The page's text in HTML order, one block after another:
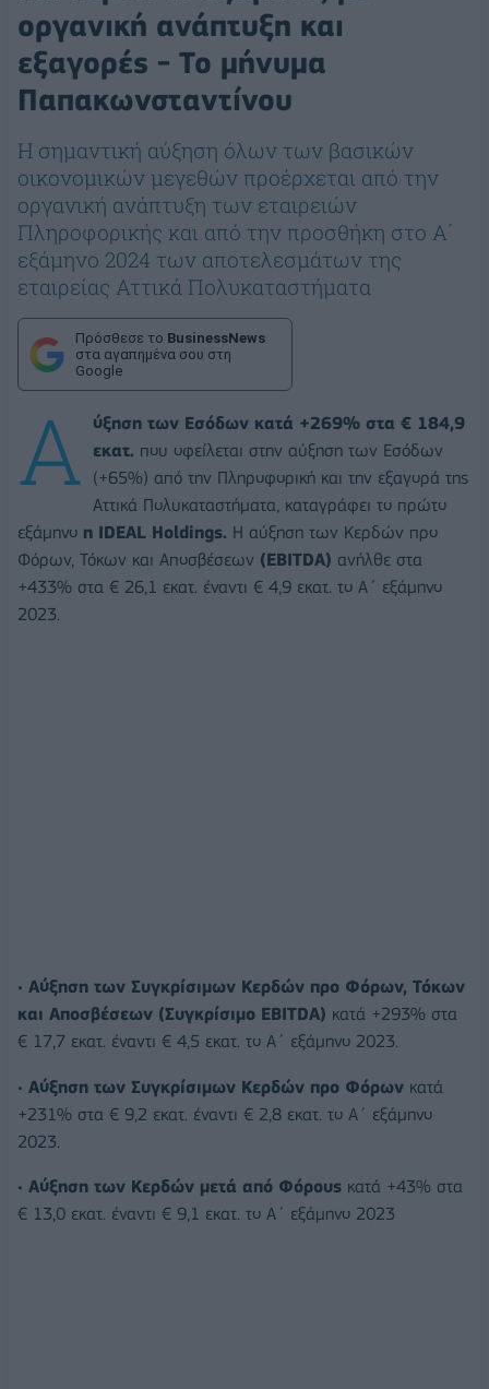
οργανική ανάπτυξη και
εξαγορές - Το μήνυμα
Παπακωνσταντίνου
Η σημαντική αύξηση όλων των βασικών
οικονομικών μεγεθών προέρχεται από την
οργανική ανάπτυξη των εταιρειών
Πληροφορικής και από την προσθήκη στο Α΄
εξάμηνο 2024 των αποτελεσμάτων της
εταιρείας Αττικά Πολυκαταστήματα
Πρόσθεσε το BusinessNews
στα αγαπημένα σου στη
Google
Α
ύξηση των Εσόδων κατά +269% στα € 184,9
εκατ. που οφείλεται στην αύξηση των Εσόδων
(+65%) από την Πληροφορική και την εξαγορά της
Αττικά Πολυκαταστήματα, καταγράφει το πρώτο
εξάμηνο η IDEAL Holdings. Η αύξηση των Κερδών προ
Φόρων, Τόκων και Αποσβέσεων (EBITDA) ανήλθε στα
+433% στα € 26,1 εκατ. έναντι € 4,9 εκατ. το Α΄ εξάμηνο
2023.
• Αύξηση των Συγκρίσιμων Κερδών προ Φόρων, Τόκων
και Αποσβέσεων (Συγκρίσιμο EBITDA) κατά +293% στα
€ 17,7 εκατ. έναντι € 4,5 εκατ. το Α΄ εξάμηνο 2023.
• Αύξηση των Συγκρίσιμων Κερδών προ Φόρων κατά
+231% στα € 9,2 εκατ. έναντι € 2,8 εκατ. το Α΄ εξάμηνο
2023.
• Αύξηση των Κερδών μετά από Φόρους κατά +43% στα
€ 13,0 εκατ. έναντι € 9,1 εκατ. το Α΄ εξάμηνο 2023